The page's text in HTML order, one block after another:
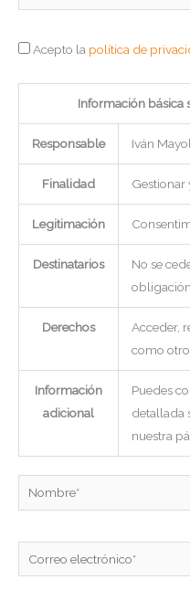
Acepto la política de
Información básica
Responsable Iván
Finalidad Gestionar
Legitimación
Destinatarios
No se
Derechos
Acceder,
como
Información
adicional
Puedes
detallada
nuestra
Nombre*
electrónico*